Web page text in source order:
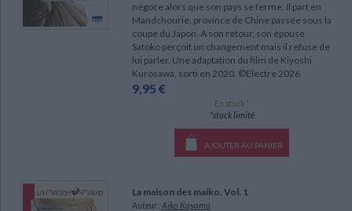
négoce alors que son pays se ferme. Il part en
Mandchourie, province de Chine passée sous la
coupe du Japon. A son retour, son épouse
Satoko perçoit un changement mais il refuse de
lui parler. Une adaptation du film de Kiyoshi
Kurosawa, sorti en 2020. ©Electre 2026
9,95 €
En stock *
*stock limité
AJOUTER AU PANIER
La maison des maiko. Vol. 1
Auteur :Aiko Koyama